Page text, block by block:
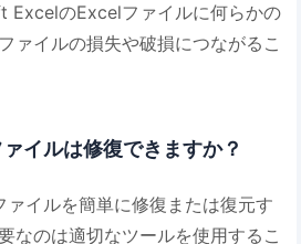
ExcelのExcelファイルに何らかの
ァイルの損失や破損につながるこ
イルは修復できますか？
イルを簡単に修復または復元す
なのは適切なツールを使用するこ